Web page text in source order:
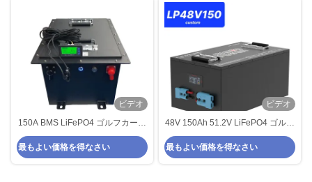
ビデオ
150A BMS LiFePO4 ゴルフカート
バッテリー 48V 100Ah 5120Wh
エネルギー リチャージ可能 LCD
最もよい価格を得なさい
ビデオ
48V 150Ah 51.2V LiFePO4 ゴルフ
カート バッテリー, 250A BMS,
4000+ サイクル リチウム バッテ
リー, 最大 12.8kW パワー
最もよい価格を得なさい